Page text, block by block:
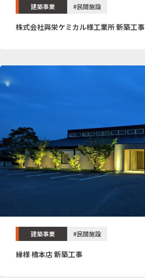
建築事業 #民間施設
株式会社興栄ケミカル様工業所 新築工事
建築事業 #民間施設
縁様 橋本店 新築工事